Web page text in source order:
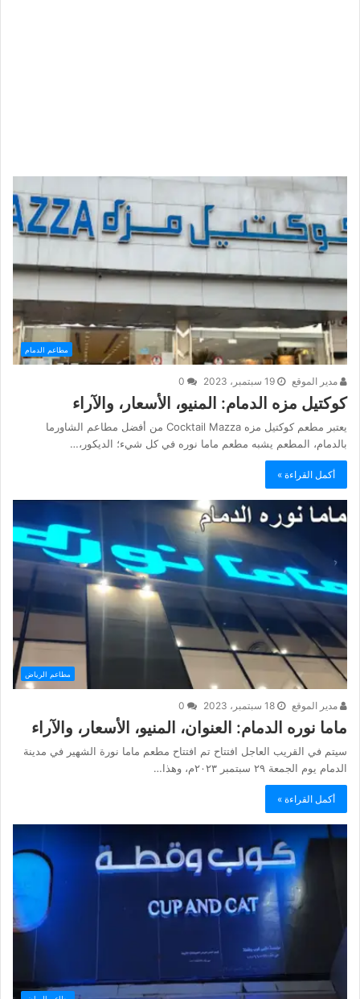
مطاعم الدمام
مدير الموقع 19 سبتمبر، 2023
كوكتيل مزه الدمام: المنيو، الأسعار، والآراء
يعتبر مطعم كوكتيل مزه Cocktail Mazza من أفضل مطاعم الشاورما
بالدمام، المطعم يشبه مطعم ماما نوره في كل شيء؛ الديكور،…
أكمل القراءة »
مطاعم الرياض
مدير الموقع 18 سبتمبر، 2023
ماما نوره الدمام: العنوان، المنيو، الأسعار، والآراء
سيتم في القريب العاجل افتتاح تم افتتاح مطعم ماما نورة الشهير في مدينة
الدمام يوم الجمعة ٢٩ سبتمبر ٢٠٢٣م، وهذا…
أكمل القراءة »